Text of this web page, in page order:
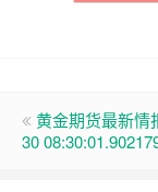
黄金期货最新情
30